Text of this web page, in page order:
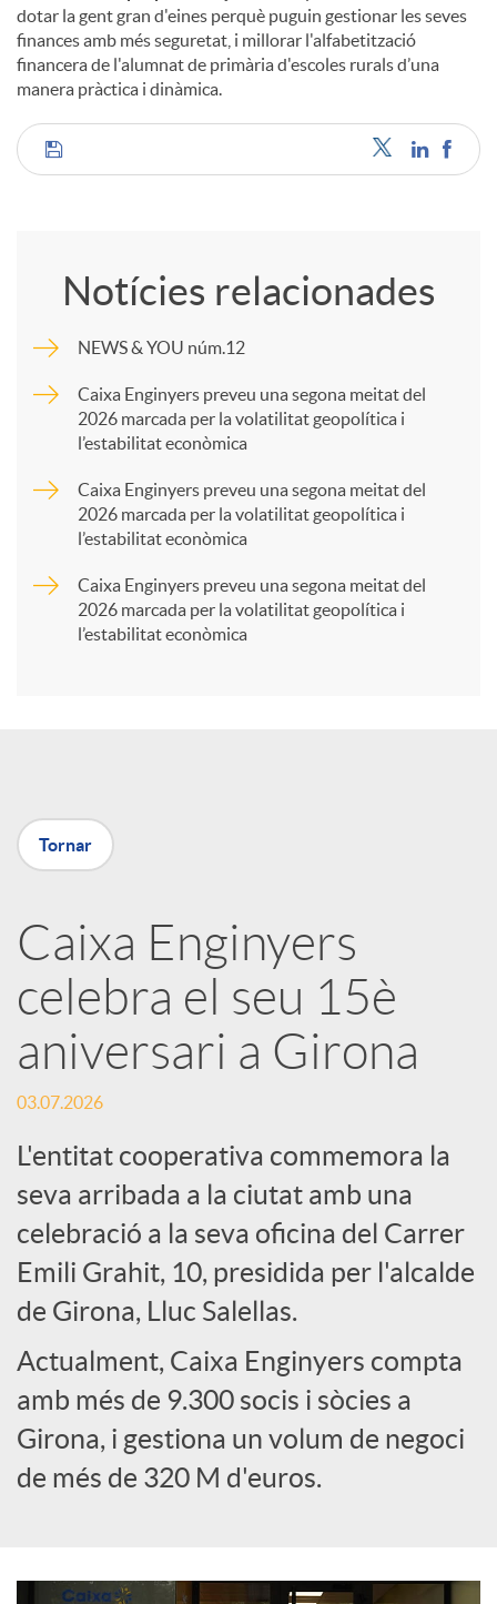
dotar la gent gran d'eines perquè puguin gestionar les seves
finances amb més seguretat, i millorar l'alfabetització
financera de l'alumnat de primària d'escoles rurals d’una
manera pràctica i dinàmica.
C
m
p
a
a
r
x
e
s
S
o
c
Notícies relacionades
NEWS & YOU núm.12
Caixa Enginyers preveu una segona meitat del
2026 marcada per la volatilitat geopolítica i
l’estabilitat econòmica
Caixa Enginyers preveu una segona meitat del
2026 marcada per la volatilitat geopolítica i
l’estabilitat econòmica
Caixa Enginyers preveu una segona meitat del
2026 marcada per la volatilitat geopolítica i
l’estabilitat econòmica
Tornar
Caixa Enginyers
celebra el seu 15è
aniversari a Girona
03.07.2026
L'entitat cooperativa commemora la
seva arribada a la ciutat amb una
celebració a la seva oficina del Carrer
Emili Grahit, 10, presidida per l'alcalde
de Girona, Lluc Salellas.
Actualment, Caixa Enginyers compta
amb més de 9.300 socis i sòcies a
Girona, i gestiona un volum de negoci
de més de 320 M d'euros.